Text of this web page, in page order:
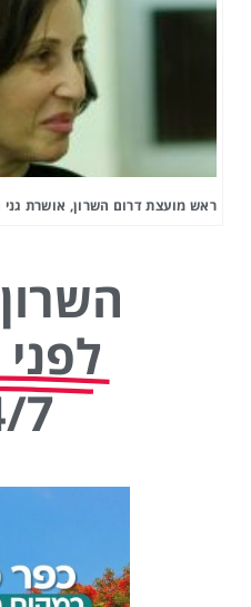
ראש מועצת דרום השרון, אושרת גני
7